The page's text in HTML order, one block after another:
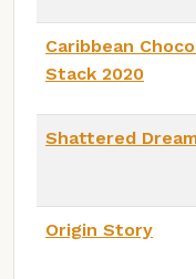
Caribbean
Stack 2020
Shattered
Origin Story